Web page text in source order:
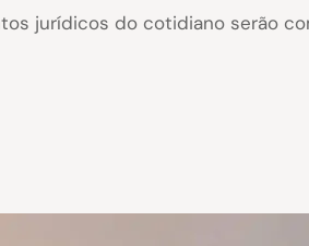
jurídicos do cotidiano serão